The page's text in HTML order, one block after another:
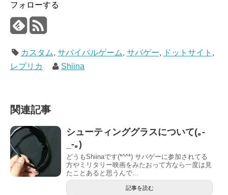
フォローする
カスタム, サバイバルゲーム, サバゲー, ドットサイト ,
レプリカ
Shiina
関連記事
シューティンググラスについて(｡-
_-｡)
どうもShiinaです(*^^*) サバゲーに参加されてる
方やミリタリー映画をみたおって方なら一度は見
たことあると思うんで...
記事を読む